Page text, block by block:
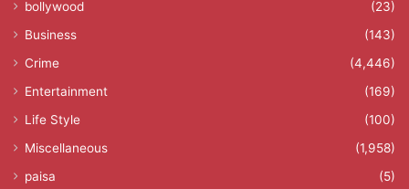
bollywood
(23)
Business
(143)
Crime
(4,446)
Entertainment
(169)
Life Style
(100)
Miscellaneous
(1,958)
paisa
(5)